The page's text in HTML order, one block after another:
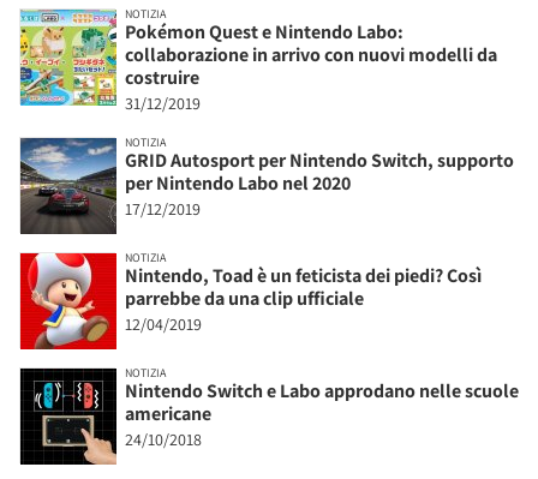
NOTIZIA
Pokémon Quest e Nintendo Labo:
collaborazione in arrivo con nuovi modelli da
costruire
31/12/2019
NOTIZIA
GRID Autosport per Nintendo Switch, supporto
per Nintendo Labo nel 2020
17/12/2019
NOTIZIA
Nintendo, Toad è un feticista dei piedi? Così
parrebbe da una clip ufficiale
12/04/2019
NOTIZIA
Nintendo Switch e Labo approdano nelle scuole
americane
24/10/2018